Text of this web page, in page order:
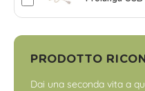
PRODOTTO
Dai una seconda vita a